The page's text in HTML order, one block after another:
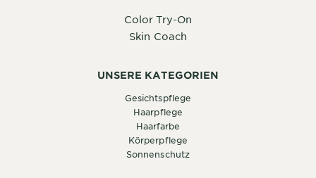
Color Try-On
Skin Coach
UNSERE KATEGORIEN
Gesichtspflege
Haarpflege
Haarfarbe
Körperpflege
Sonnenschutz